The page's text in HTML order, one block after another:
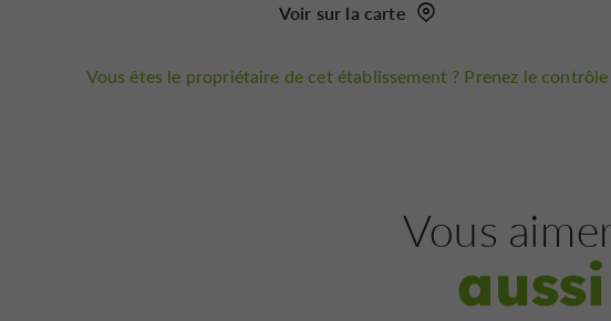
Voir sur la carte
Vous êtes le propriétaire de cet établissement ? Prenez le
Vous
aussi